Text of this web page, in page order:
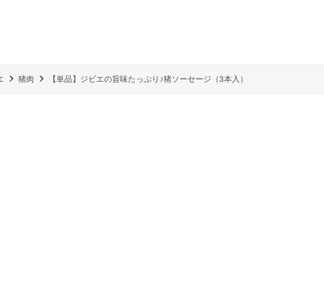
猪肉 【単品】ジビエの旨味たっぷり♪猪ソーセージ（3本入）